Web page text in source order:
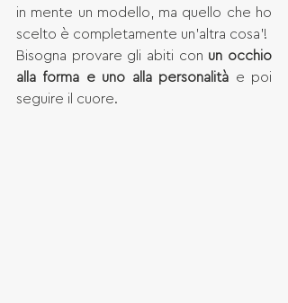
in mente un modello, ma quello che ho
scelto è completamente un'altra cosa'!
Bisogna provare gli abiti con un occhio
alla forma e uno alla personalità e poi
seguire il cuore.